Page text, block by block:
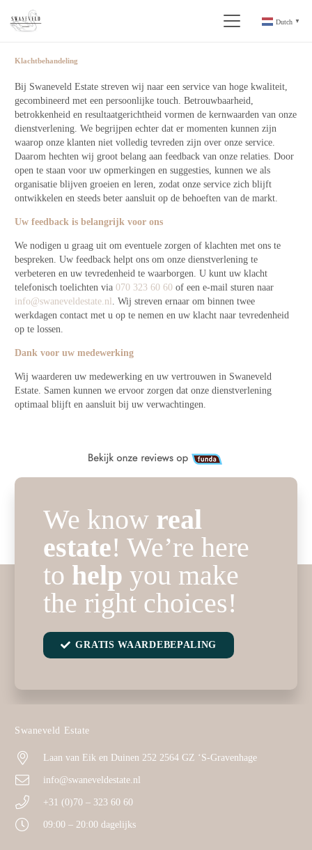
Dutch ▼
Klachtbehandeling
Bij Swaneveld Estate streven wij naar een service van hoge kwaliteit,
gecombineerd met een persoonlijke touch. Betrouwbaarheid,
betrokkenheid en resultaatgerichtheid vormen de kernwaarden van onze
dienstverlening. We begrijpen echter dat er momenten kunnen zijn
waarop onze klanten niet volledig tevreden zijn over onze service.
Daarom hechten wij groot belang aan feedback van onze relaties. Door
open te staan voor uw opmerkingen en suggesties, kunnen we als
organisatie blijven groeien en leren, zodat onze service zich blijft
ontwikkelen en steeds beter aansluit op de behoeften van de markt.
Uw feedback is belangrijk voor ons
We nodigen u graag uit om eventuele zorgen of klachten met ons te
bespreken. Uw feedback helpt ons om onze dienstverlening te
verbeteren en uw tevredenheid te waarborgen. U kunt uw klacht
telefonisch toelichten via 070 323 60 60 of een e-mail sturen naar
info@swaneveldestate.nl . Wij streven ernaar om binnen twee
werkdagen contact met u op te nemen en uw klacht naar tevredenheid
op te lossen.
Dank voor uw medewerking
Wij waarderen uw medewerking en uw vertrouwen in Swaneveld
Estate. Samen kunnen we ervoor zorgen dat onze dienstverlening
optimaal blijft en aansluit bij uw verwachtingen.
We know real
estate! We’re here
to help you make
the right choices!
GRATIS WAARDEBEPALING
Swaneveld Estate
Laan van Eik en Duinen 252 2564 GZ ‘S-Gravenhage
info@swaneveldestate.nl
+31 (0)70 – 323 60 60
09:00 – 20:00 dagelijks